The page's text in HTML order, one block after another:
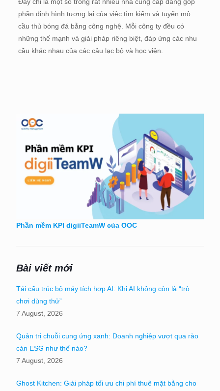
phần định hình tương lai của việc tìm kiếm và tuyển mộ
cầu thủ bóng đá bằng công nghệ. Mỗi công ty đều có
những thế mạnh và giải pháp riêng biệt, đáp ứng các nhu
cầu khác nhau của các câu lạc bộ và học viện.
Phần mềm KPI digiiTeamW của OOC
Bài viết mới
Tái cấu trúc bộ máy tích hợp AI: Khi AI không còn là “trò
chơi dùng thử”
7 August, 2026
Quản trị chuỗi cung ứng xanh: Doanh nghiệp vượt qua rào
cản ESG như thế nào?
7 August, 2026
Ghost Kitchen: Giải pháp tối ưu chi phí thuê mặt bằng cho